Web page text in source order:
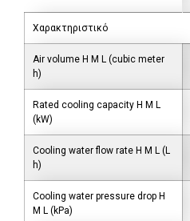
Χαρακτηριστικό
Air volume H M L (cubic meter
h)
Rated cooling capacity H M L
(kW)
Cooling water flow rate H M L (L
h)
Cooling water pressure drop H
M L (kPa)